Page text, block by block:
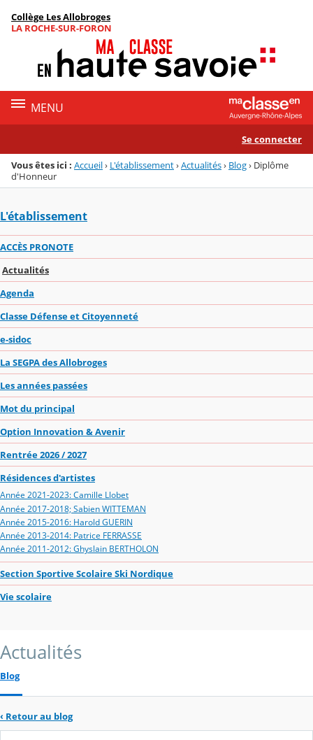
Menu de la rubrique
Contenu
Collège Les Allobroges
LA ROCHE-SUR-FORON
MENU
Se connecter
Vous êtes ici : Accueil› L'établissement›Actualités› Blog› Diplôme
d'Honneur
L'établissement
ACCÈS PRONOTE
Actualités
Agenda
Classe Défense et Citoyenneté
e-sidoc
La SEGPA des Allobroges
Les années passées
Mot du principal
Option Innovation & Avenir
Rentrée 2026 / 2027
Résidences d'artistes
Année 2021-2023: Camille Llobet
Année 2017-2018; Sabien WITTEMAN
Année 2015-2016: Harold GUERIN
Année 2013-2014: Patrice FERRASSE
Année 2011-2012: Ghyslain BERTHOLON
Section Sportive Scolaire Ski Nordique
Vie scolaire
Actualités
Blog
‹ Retour au blog